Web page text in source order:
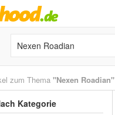
zum Thema "Nexen Roadian"
Kategorie